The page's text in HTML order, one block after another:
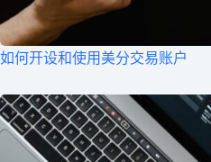
如何开设和使用美分交易账户